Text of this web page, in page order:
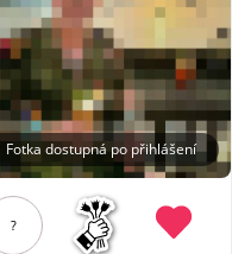
Fotka dostupná po přihlášení
?